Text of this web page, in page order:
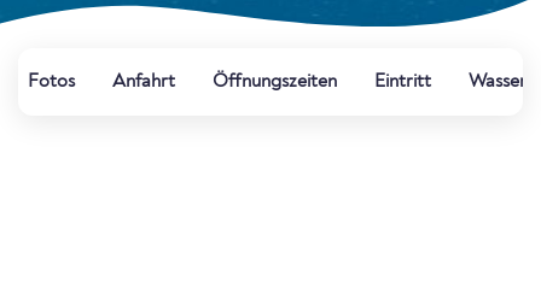
Fotos Anfahrt Öffnungszeiten Eintritt